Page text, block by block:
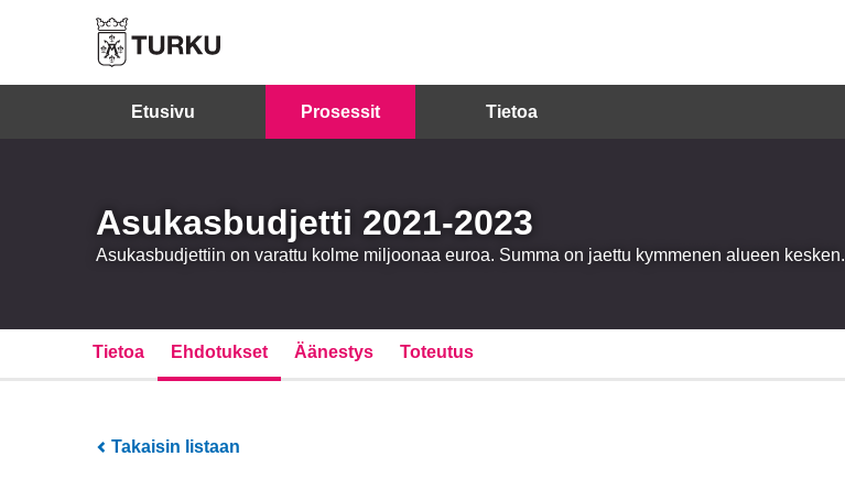
Etusivu Prosessit Tietoa
Asukasbudjetti 2021-2023
Asukasbudjettiin on varattu kolme miljoonaa euroa. Summa on jaettu kymmenen alueen kesken.
Tietoa Ehdotukset Äänestys Toteutus
Takaisin listaan